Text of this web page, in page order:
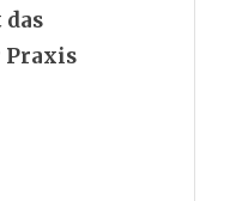
Praxis